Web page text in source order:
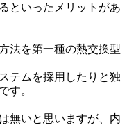
といったメリットがあ
法を第一種の熱交換型
テムを採用したりと独
す。
無いと思いますが、内